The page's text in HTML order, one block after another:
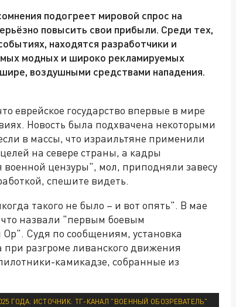
подогреет мировой спрос на
повысить свои прибыли. Среди тех,
находятся разработчики и
модных и широко рекламируемых
воздушными средствами нападения.
еврейское государство впервые в мире
Новость была подхвачена некоторыми
в массы, что израильтяне применили
на севере страны, а кадры
цензуры", мол, приподняли завесу
спешите видеть.
такого не было – и вот опять". В мае
назвали "первым боевым
Судя по сообщениям, установка
при разгроме ливанского движения
камикадзе, собранные из
ГОДА. ИСТОЧНИК: ТГ-КАНАЛ "ВОЕННЫЙ ОБОЗРЕВАТЕЛЬ"